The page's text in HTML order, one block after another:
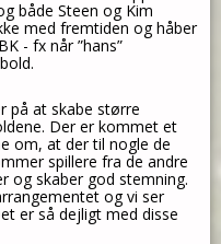
både Steen og Kim
med fremtiden og håber
- fx når ”hans”
på at skabe større
Der er kommet et
om, at der til nogle de
spillere fra de andre
og skaber god stemning.
og vi ser
er så dejligt med disse